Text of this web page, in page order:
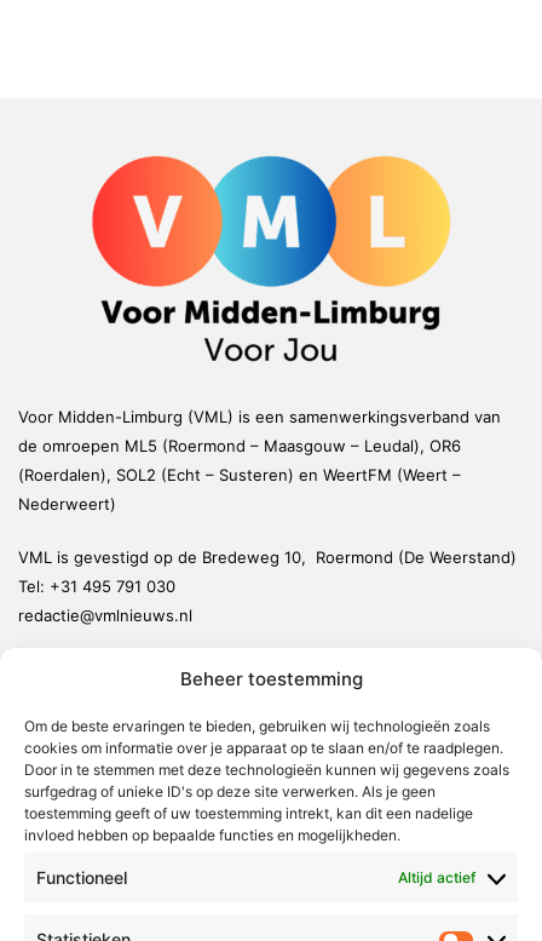
Beheer toestemming
Om de beste ervaringen te bieden, gebruiken wij technologieën zoals
cookies om informatie over je apparaat op te slaan en/of te raadplegen.
Door in te stemmen met deze technologieën kunnen wij gegevens zoals
surfgedrag of unieke ID's op deze site verwerken. Als je geen
toestemming geeft of uw toestemming intrekt, kan dit een nadelige
invloed hebben op bepaalde functies en mogelijkheden.
Functioneel Altijd actief
Voor Midden-Limburg (VML) is een samenwerkingsverband van
de omroepen ML5 (Roermond – Maasgouw – Leudal), OR6
(Roerdalen), SOL2 (Echt – Susteren) en WeertFM (Weert –
Nederweert)
VML is gevestigd op de Bredeweg 10, Roermond (De Weerstand)
Tel: +31 495 791 030
redactie@vmlnieuws.nl
Leudal
Maasgouw
Echt-Susteren